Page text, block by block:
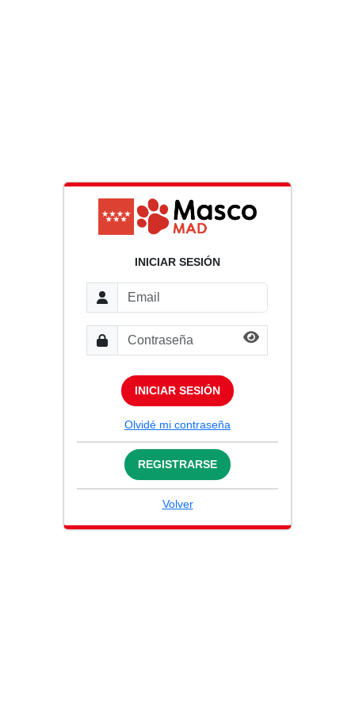
INICIAR SESIÓN
INICIAR SESIÓN
Olvidé mi contraseña
REGISTRARSE
Volver